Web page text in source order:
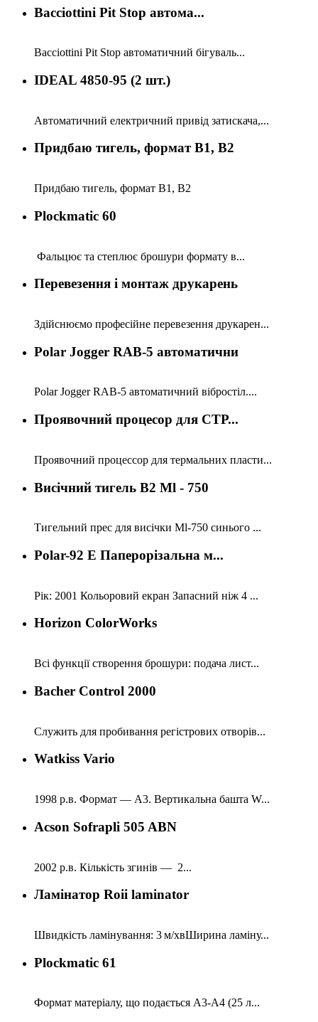
Bacciottini Pit Stop aвтома...
Bacciottini Pit Stop aвтоматичний бігуваль...
IDEAL 4850-95 (2 шт.)
Автоматичний електричний привід затискача,...
Придбаю тигель, формат B1, B2
Придбаю тигель, формат B1, B2
Plockmatic 60
Фальцює та степлює брошури формату в...
Перевезення і монтаж друкарень
Здійснюємо професійне перевезення друкарен...
Polar Jogger RAB-5 автоматични
Polar Jogger RAB-5 автоматичний вібростіл....
Проявочний процесор для СТР...
Проявочний процессор для термальних пласти...
Висічний тигель В2 Ml - 750
Тигельний прес для висічки Ml-750 синього ...
Polar-92 E Паперорізальна м...
Рік: 2001 Кольоровий екран Запасний ніж 4 ...
Horizon ColorWorks
Всі функції створення брошури: подача лист...
Bacher Control 2000
Служить для пробивання регістрових отворів...
Watkiss Vario
1998 р.в. Формат — А3. Вертикальна башта W...
Acson Sofrapli 505 ABN
2002 р.в. Кількість згинів — 2...
Ламінатор Roii laminator
Швидкість ламінування: 3 м/хвШирина ламіну...
Plockmatic 61
Формат матеріалу, що подається А3-А4 (25 л...